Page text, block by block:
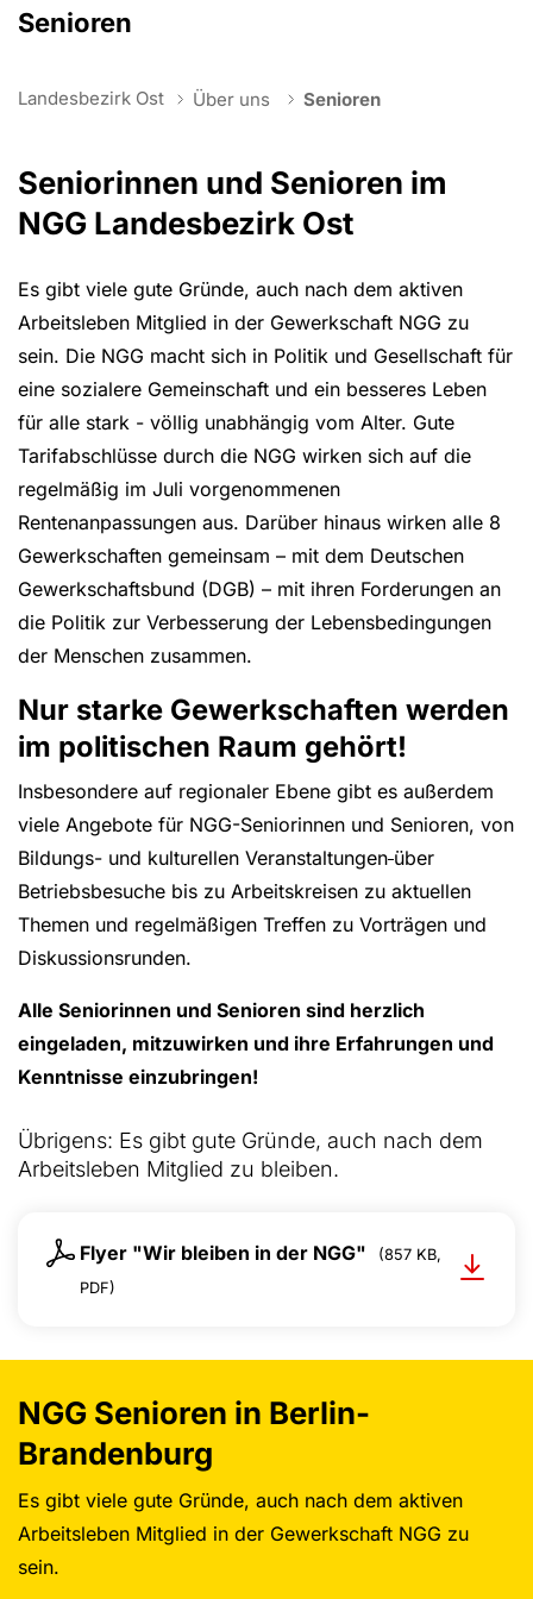
Senioren
Landesbezirk Ost Über uns Senioren
Seniorinnen und Senioren im
NGG Landesbezirk Ost
Es gibt viele gute Gründe, auch nach dem aktiven
Arbeitsleben Mitglied in der Gewerkschaft NGG zu
sein. Die NGG macht sich in Politik und Gesellschaft für
eine sozialere Gemeinschaft und ein besseres Leben
für alle stark - völlig unabhängig vom Alter. Gute
Tarifabschlüsse durch die NGG wirken sich auf die
regelmäßig im Juli vorgenommenen
Rentenanpassungen aus. Darüber hinaus wirken alle 8
Gewerkschaften gemeinsam – mit dem Deutschen
Gewerkschaftsbund (DGB) – mit ihren Forderungen an
die Politik zur Verbesserung der Lebensbedingungen
der Menschen zusammen.
Nur starke Gewerkschaften werden
im politischen Raum gehört!
Insbesondere auf regionaler Ebene gibt es außerdem
viele Angebote für NGG-Seniorinnen und Senioren, von
Bildungs- und kulturellen Veranstaltungen über
Betriebsbesuche bis zu Arbeitskreisen zu aktuellen
Themen und regelmäßigen Treffen zu Vorträgen und
Diskussionsrunden.
Alle Seniorinnen und Senioren sind herzlich
eingeladen, mitzuwirken und ihre Erfahrungen und
Kenntnisse einzubringen!
Übrigens: Es gibt gute Gründe, auch nach dem
Arbeitsleben Mitglied zu bleiben.
Flyer "Wir bleiben in der NGG"
(857 KB,
PDF)
NGG Senioren in Berlin-
Brandenburg
Es gibt viele gute Gründe, auch nach dem aktiven
Arbeitsleben Mitglied in der Gewerkschaft NGG zu
sein.